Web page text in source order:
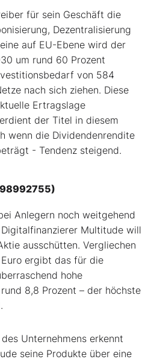
für sein Geschäft die
Dezentralisierung
auf EU-Ebene wird der
um rund 60 Prozent
von 584
nach sich ziehen. Diese
Ertragslage
der Titel in diesem
wenn die Dividendenrendite
- Tendenz steigend.
Anlegern noch weitgehend
Multitude will
ausschütten. Vergliechen
ergibt das für die
hohe
8,8 Prozent – der höchste
Unternehmens erkennt
seine Produkte über eine